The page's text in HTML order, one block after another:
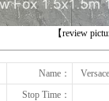
【review
Name：
Stop Time：